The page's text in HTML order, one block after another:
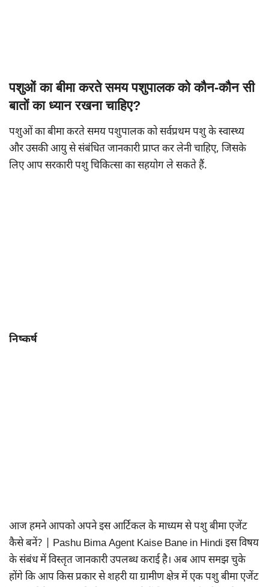
पशुओं का बीमा करते समय पशुपालक को कौन-कौन सी
बातों का ध्यान रखना चाहिए?
पशुओं का बीमा करते समय पशुपालक को सर्वप्रथम पशु के स्वास्थ्य
और उसकी आयु से संबंधित जानकारी प्राप्त कर लेनी चाहिए, जिसके
लिए आप सरकारी पशु चिकित्सा का सहयोग ले सकते हैं.
निष्कर्ष
आज हमने आपको अपने इस आर्टिकल के माध्यम से पशु बीमा एजेंट
कैसे बनें? | Pashu Bima Agent Kaise Bane in Hindi इस विषय
के संबंध में विस्तृत जानकारी उपलब्ध कराई है। अब आप समझ चुके
होंगे कि आप किस प्रकार से शहरी या ग्रामीण क्षेत्र में एक पशु बीमा एजेंट